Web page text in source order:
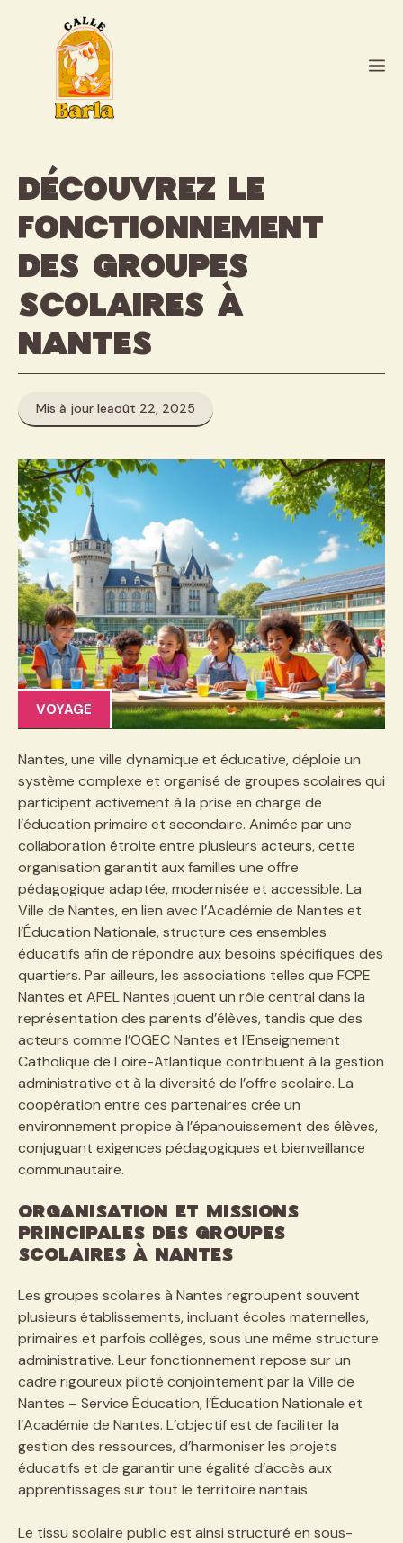
Découvrez le
fonctionnement
des groupes
scolaires à
Nantes
Mis à jour leaoût 22, 2025
VOYAGE
Nantes, une ville dynamique et éducative, déploie un
système complexe et organisé de groupes scolaires qui
participent activement à la prise en charge de
l’éducation primaire et secondaire. Animée par une
collaboration étroite entre plusieurs acteurs, cette
organisation garantit aux familles une offre
pédagogique adaptée, modernisée et accessible. La
Ville de Nantes, en lien avec l’Académie de Nantes et
l’Éducation Nationale, structure ces ensembles
éducatifs afin de répondre aux besoins spécifiques des
quartiers. Par ailleurs, les associations telles que FCPE
Nantes et APEL Nantes jouent un rôle central dans la
représentation des parents d’élèves, tandis que des
acteurs comme l’OGEC Nantes et l’Enseignement
Catholique de Loire-Atlantique contribuent à la gestion
administrative et à la diversité de l’offre scolaire. La
coopération entre ces partenaires crée un
environnement propice à l’épanouissement des élèves,
conjuguant exigences pédagogiques et bienveillance
communautaire.
Organisation et missions
principales des groupes
scolaires à Nantes
Les groupes scolaires à Nantes regroupent souvent
plusieurs établissements, incluant écoles maternelles,
primaires et parfois collèges, sous une même structure
administrative. Leur fonctionnement repose sur un
cadre rigoureux piloté conjointement par la Ville de
Nantes – Service Éducation, l’Éducation Nationale et
l’Académie de Nantes. L’objectif est de faciliter la
gestion des ressources, d’harmoniser les projets
éducatifs et de garantir une égalité d’accès aux
apprentissages sur tout le territoire nantais.
Le tissu scolaire public est ainsi structuré en sous-